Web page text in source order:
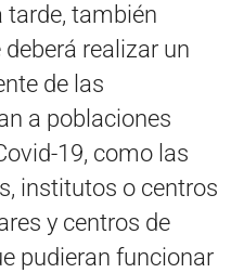
tarde, también
realizar un
de las
a poblaciones
19, como las
institutos o centros
y centros de
pudieran funcionar